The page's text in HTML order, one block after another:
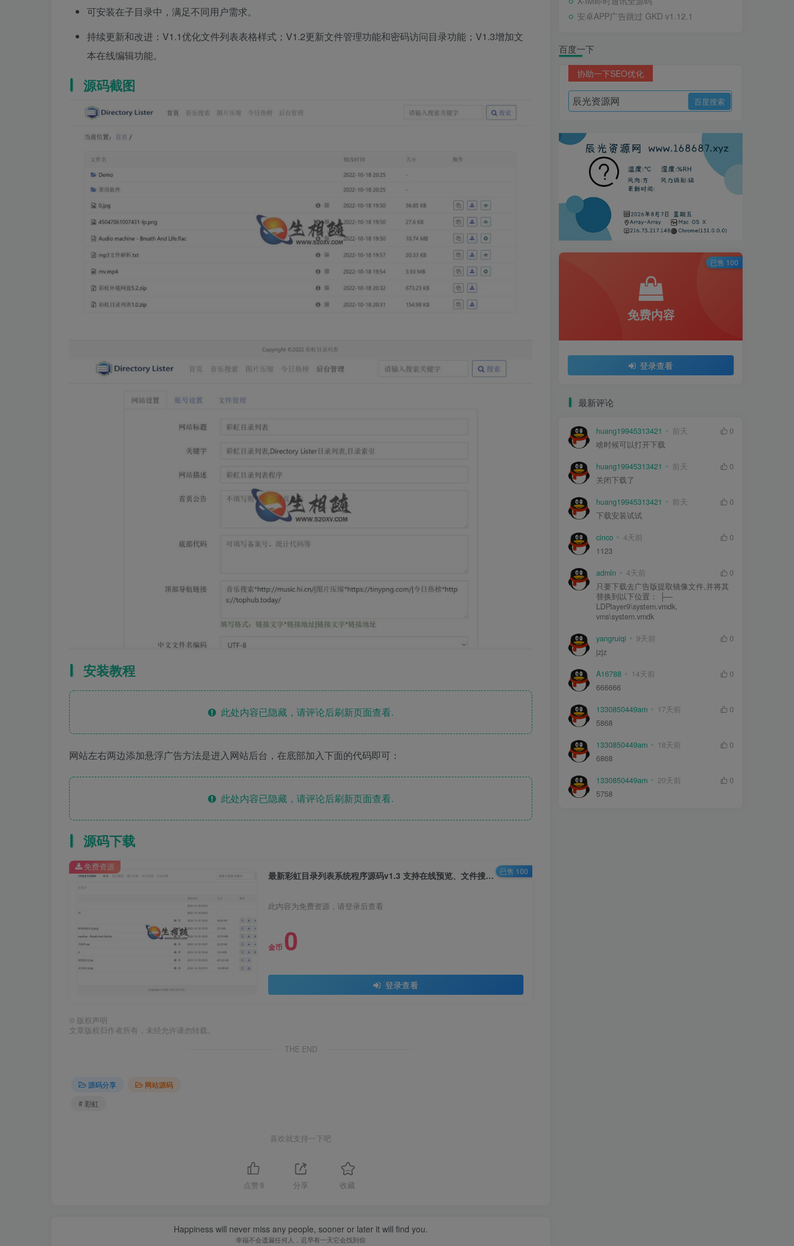
可安装在子目录中，满足不同用户需求。
持续更新和改进：V1.1优化文件列表表格样式；V1.2更新文件管理功能和密码访问目录功能；V1.3增加文
本在线编辑功能。
源码截图
安装教程
此处内容已隐藏，请评论后刷新页面查看.
网站左右两边添加悬浮广告方法是进入网站后台，在底部加入下面的代码即可：
此处内容已隐藏，请评论后刷新页面查看.
源码下载
最新彩虹目录列表系统程序源码v1.3 支持在线预览、文件搜索、设置目录密码访问、在线编辑、自带文件管理器
此内容为免费资源，请登录后查看
金币 0
登录查看
免费资源 已售 100
© 版权声明
文章版权归作者所有，未经允许请勿转载。
THE END
源码分享
网站源码
# 彩虹
喜欢就支持一下吧
点赞 8 分享 收藏
Happiness will never miss any people, sooner or later it will find you.
幸福不会遗漏任何人，迟早有一天它会找到你
安卓APP广告跳过 GKD v1.12.1
百度一下
协助一下SEO优化
免费内容
登录查看
已售 100
最新评论
huang19945313421 前天
0
啥时候可以打开下载
huang19945313421 前天
0
关闭下载了
huang19945313421 前天
0
下载安装试试
cinco 4天前
0
1123
admln 4天前
0
只要下载去广告版提取镜像文件,并将其
替换到以下位置： ├—
LDPlayer9\system.vmdk,
vms\system.vmdk
yangruiqi 9天前
0
jzjz
A16788 14天前
0
666666
1330850449am 17天前
0
5868
1330850449am 18天前
0
6868
1330850449am 20天前
0
5758